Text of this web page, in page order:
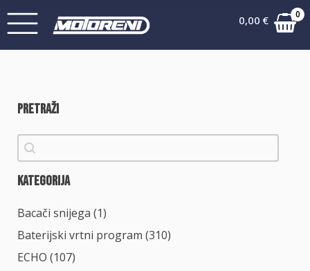
0,00 € 0
Pretraži
Pretraži
Pretraži
Kategorija
Kategorija
Bacači snijega (1)
Baterijski vrtni program (310)
ECHO (107)